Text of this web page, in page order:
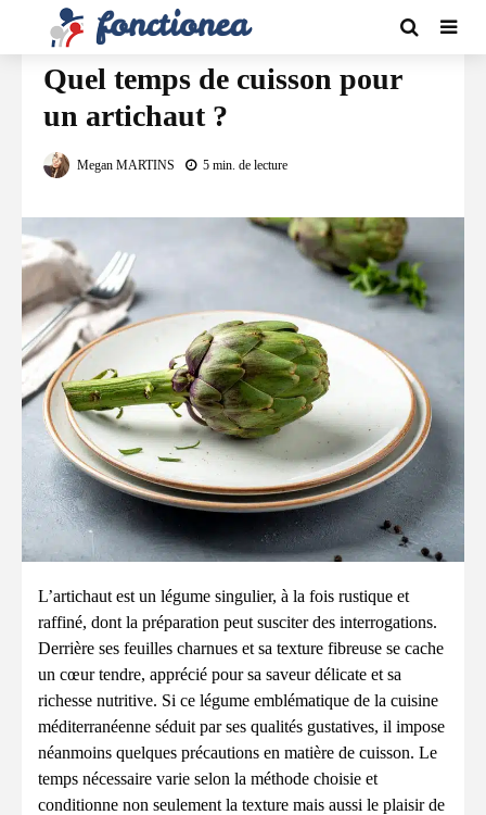
CONSOMMATION
Quel temps de cuisson pour
un artichaut ?
Megan MARTINS 5 min. de lecture
L’artichaut est un légume singulier, à la fois rustique et
raffiné, dont la préparation peut susciter des interrogations.
Derrière ses feuilles charnues et sa texture fibreuse se cache
un cœur tendre, apprécié pour sa saveur délicate et sa
richesse nutritive. Si ce légume emblématique de la cuisine
méditerranéenne séduit par ses qualités gustatives, il impose
néanmoins quelques précautions en matière de cuisson. Le
temps nécessaire varie selon la méthode choisie et
conditionne non seulement la texture mais aussi le plaisir de